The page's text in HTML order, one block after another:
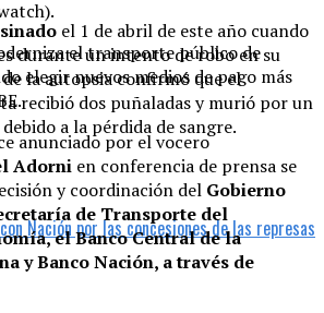
el 1 de abril de este año cuando
durante un intento de robo en su
la autopsia confirmó que el
recibió dos puñaladas y murió por un
a la pérdida de sangre.
Nación por las concesiones de las represas
el transporte público de
elegir nuevos medios de pago más
anunciado por el vocero
Adorni en conferencia de prensa se
y coordinación del Gobierno
de Transporte del
el Banco Central de la
y Banco Nación, a través de